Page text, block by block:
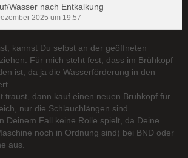
Wasser nach Entkalkung
2025 um 19:57
kannst Du selbst an der geöffneten
Für mich steht fest, dass im Brühkopf
ist, da ja die Wasserförderung in den
traust, dann kauf einen neuen Brühkopf für
nur die Schlauchlängen sind
Deinem Fall keine Rolle spielt, da Deine
noch in Ordnung sind) bei BND oder
aus.